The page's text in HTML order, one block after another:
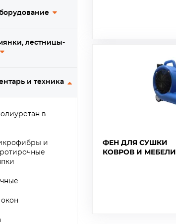
лестницы-
и техника
в
и
ФЕН ДЛЯ СУШКИ
КОВРОВ И МЕБЕЛИ